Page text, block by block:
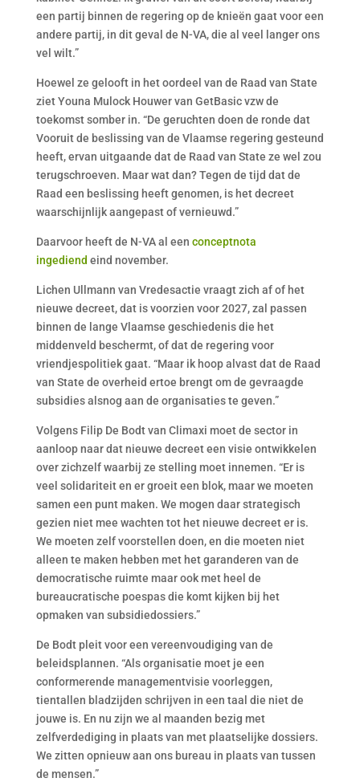
een partij binnen de regering op de knieën gaat voor een
andere partij, in dit geval de N-VA, die al veel langer ons
vel wilt.”
Hoewel ze gelooft in het oordeel van de Raad van State
ziet Youna Mulock Houwer van GetBasic vzw de
toekomst somber in. “De geruchten doen de ronde dat
Vooruit de beslissing van de Vlaamse regering gesteund
heeft, ervan uitgaande dat de Raad van State ze wel zou
terugschroeven. Maar wat dan? Tegen de tijd dat de
Raad een beslissing heeft genomen, is het decreet
waarschijnlijk aangepast of vernieuwd.”
Daarvoor heeft de N-VA al een conceptnota
ingediend eind november.
Lichen Ullmann van Vredesactie vraagt zich af of het
nieuwe decreet, dat is voorzien voor 2027, zal passen
binnen de lange Vlaamse geschiedenis die het
middenveld beschermt, of dat de regering voor
vriendjespolitiek gaat. “Maar ik hoop alvast dat de Raad
van State de overheid ertoe brengt om de gevraagde
subsidies alsnog aan de organisaties te geven.”
Volgens Filip De Bodt van Climaxi moet de sector in
aanloop naar dat nieuwe decreet een visie ontwikkelen
over zichzelf waarbij ze stelling moet innemen. “Er is
veel solidariteit en er groeit een blok, maar we moeten
samen een punt maken. We mogen daar strategisch
gezien niet mee wachten tot het nieuwe decreet er is.
We moeten zelf voorstellen doen, en die moeten niet
alleen te maken hebben met het garanderen van de
democratische ruimte maar ook met heel de
bureaucratische poespas die komt kijken bij het
opmaken van subsidiedossiers.”
De Bodt pleit voor een vereenvoudiging van de
beleidsplannen. “Als organisatie moet je een
conformerende managementvisie voorleggen,
tientallen bladzijden schrijven in een taal die niet de
jouwe is. En nu zijn we al maanden bezig met
zelfverdediging in plaats van met plaatselijke dossiers.
We zitten opnieuw aan ons bureau in plaats van tussen
de mensen.”